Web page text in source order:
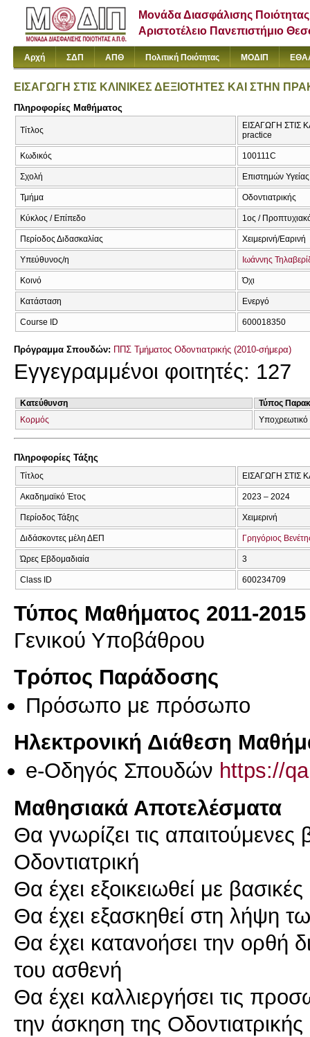
Μονάδα Διασφάλισης Ποιότητας
Αριστοτέλειο Πανεπιστήμιο
Αρχή ΣΔΠ ΑΠΘ Πολιτική Ποιότητας ΜΟΔΙΠ
ΕΙΣΑΓΩΓΗ ΣΤΙΣ ΚΛΙΝΙΚΕΣ ΔΕΞΙΟΤΗΤΕΣ ΚΑΙ ΣΤΗΝ
Πληροφορίες Μαθήματος
Τίτλος
ΕΙΣΑΓΩΓΗ ΣΤΙΣ
practice
Κωδικός 100111C
Σχολή Επιστημών Υγείας
Τμήμα Οδοντιατρικής
Κύκλος / Επίπεδο 1ος /
Περίοδος Διδασκαλίας Χειμερινή/Εαρινή
Υπεύθυνος/η Ιωάννης
Κοινό Όχι
Κατάσταση Ενεργό
Course ID 600018350
Πρόγραμμα Σπουδών: ΠΠΣ Τμήματος Οδοντιατρικής (2010-σήμερα)
Εγγεγραμμένοι φοιτητές: 127
Κατεύθυνση
Τύπος
Κορμός
Υποχρεωτικό
Πληροφορίες Τάξης
Τίτλος ΕΙΣΑΓΩΓΗ ΣΤΙΣ
Ακαδημαϊκό Έτος 2023 – 2024
Περίοδος Τάξης Χειμερινή
Διδάσκοντες μέλη ΔΕΠ Γρηγόριος
Ώρες Εβδομαδιαία 3
Class ID 600234709
Τύπος Μαθήματος 2011-2015
Γενικού Υποβάθρου
Τρόπος Παράδοσης
Πρόσωπο με πρόσωπο
Ηλεκτρονική Διάθεση
e-Οδηγός Σπουδών https://
Μαθησιακά Αποτελέσματα
Θα γνωρίζει τις απαιτούμενες
Οδοντιατρική
Θα έχει εξοικειωθεί με
Θα έχει εξασκηθεί στη λήψη
Θα έχει κατανοήσει την ορθή
του ασθενή
Θα έχει καλλιεργήσει τις
την άσκηση της Οδοντιατρικής